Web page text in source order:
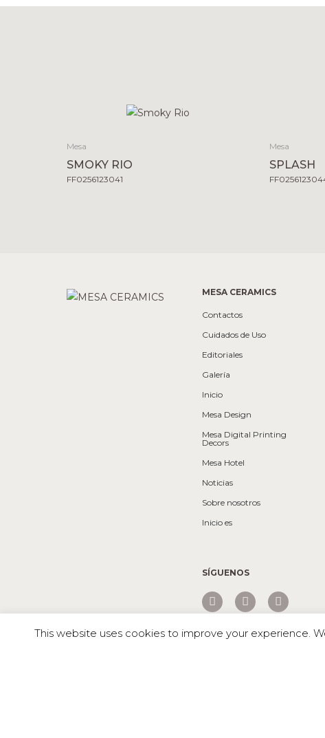
Mesa
SMOKY RIO
FF0256123041
Mesa
SPLASH
MESA CERAMICS
Contactos
Cuidados de Uso
Editoriales
Galería
Inicio
Mesa Design
Mesa Digital Printing
Decors
Mesa Hotel
Noticias
Sobre nosotros
Inicio es
SÍGUENOS
This website uses cookies to improve your experience.